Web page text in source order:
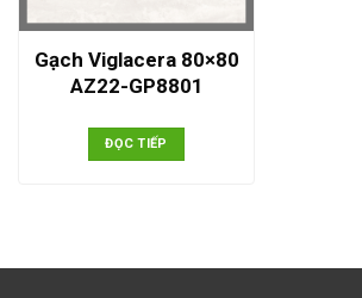
Gạch Viglacera 80×80
AZ22-GP8801
ĐỌC TIẾP